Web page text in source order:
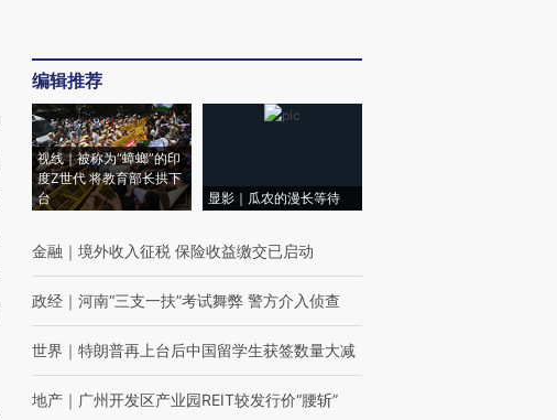
编辑推荐
视线｜被称为“蟑螂”的印
度Z世代 将教育部长拱下
台
显影｜瓜农的漫长等待
金融 ｜ 境外收入征税 保险收益缴交已启动
政经 ｜ 河南“三支一扶”考试舞弊 警方介入侦查
世界 ｜ 特朗普再上台后中国留学生获签数量大减
地产 ｜ 广州开发区产业园REIT较发行价“腰斩”